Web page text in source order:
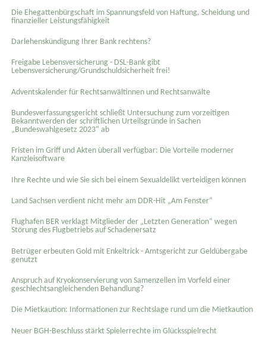
Die Ehegattenbürgschaft im Spannungsfeld von Haftung, Scheidung und
finanzieller Leistungsfähigkeit
Darlehenskündigung Ihrer Bank rechtens?
Freigabe Lebensversicherung - DSL-Bank gibt
Lebensversicherung/Grundschuldsicherheit frei!
Adventskalender für Rechtsanwältinnen und Rechtsanwälte
Bundesverfassungsgericht schließt Untersuchung zum vorzeitigen
Bekanntwerden der schriftlichen Urteilsgründe in Sachen
„Bundeswahlgesetz 2023“ ab
Fristen im Griff und Akten überall verfügbar: Die Vorteile moderner
Kanzleisoftware
Ihre Rechte und wie Sie sich bei einem Sexual­delikt verteidigen können
Land Sachsen verdient nicht mehr am DDR-Hit „Am Fenster“
Flughafen BER verklagt Mitglieder der „Letzten Generation“ wegen
Störung des Flugbetriebs auf Schadenersatz
Betrüger erbeuten Gold mit Enkeltrick - Amtsgericht zur Geldübergabe
genutzt
Anspruch auf Kryokonservierung von Samenzellen im Vorfeld einer
geschlechtsangleichenden Behandlung?
Die Mietkaution: Informationen zur Rechtslage rund um die Mietkaution
Neuer BGH-Beschluss stärkt Spielerrechte im Glücksspielrecht